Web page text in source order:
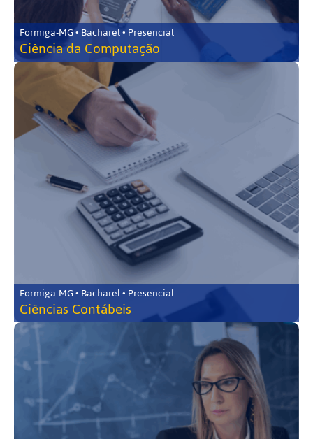
Formiga-MG • Bacharel • Presencial
Ciência da Computação
Formiga-MG • Bacharel • Presencial
Ciências Contábeis